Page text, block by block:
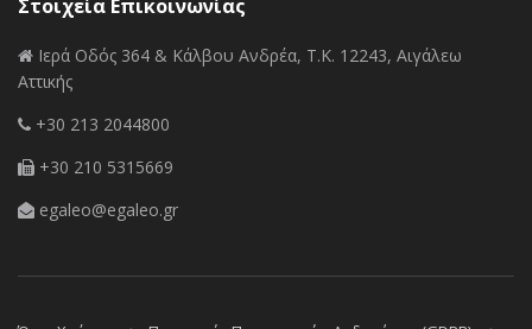
Στοιχεία Επικοινωνίας
Ιερά Οδός 364 & Κάλβου Ανδρέα, Τ.Κ. 12243, Αιγάλεω
Αττικής
+30 213 2044800
+30 210 5315669
egaleo@egaleo.gr